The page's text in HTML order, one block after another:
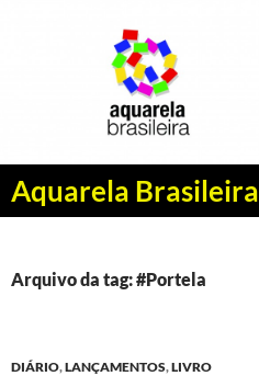
Aquarela Brasileira
Pesquisar
PULAR
CONTEÚDO
Arquivo da tag: #Portela
DIÁRIO,LANÇAMENTOS,LIVRO